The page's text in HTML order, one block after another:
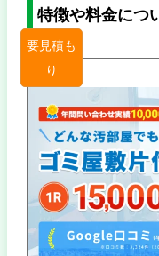
特徴や料金につ
要見積も
り